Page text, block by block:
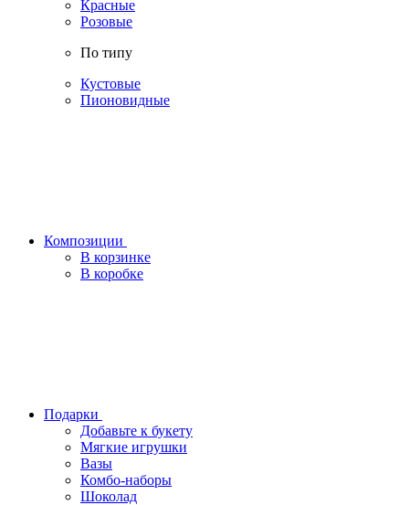
Красные
Розовые
По типу
Кустовые
Пионовидные
Композиции
В корзинке
В коробке
Подарки
Добавьте к букету
Мягкие игрушки
Вазы
Комбо-наборы
Шоколад